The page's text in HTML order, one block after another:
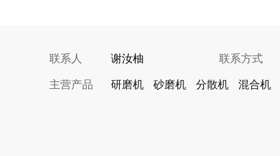
联系人 谢汝柚 联系方式
主营产品 研磨机 砂磨机 分散机 混合机